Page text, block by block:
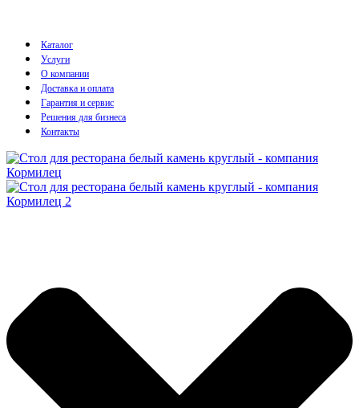
Каталог
Услуги
О компании
Доставка и оплата
Гарантия и сервис
Решения для бизнеса
Контакты